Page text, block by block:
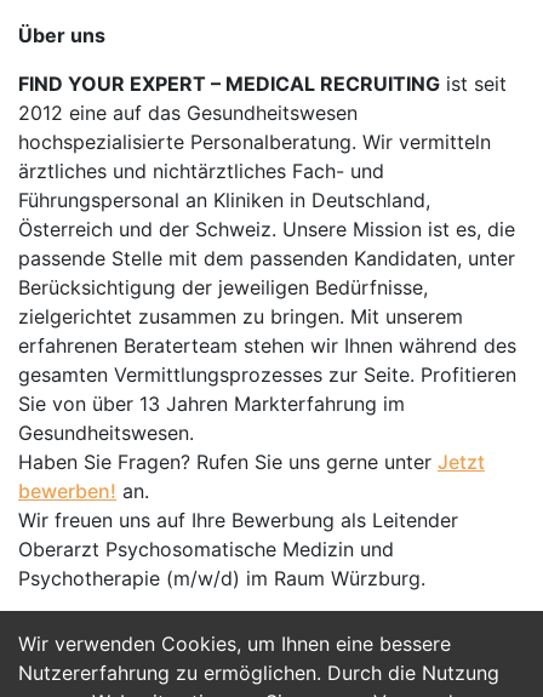
Wir verwenden Cookies, um Ihnen eine bessere
Nutzererfahrung zu ermöglichen. Durch die Nutzung
Über uns
FIND YOUR EXPERT – MEDICAL RECRUITING ist seit
2012 eine auf das Gesundheitswesen
hochspezialisierte Personalberatung. Wir vermitteln
ärztliches und nichtärztliches Fach- und
Führungspersonal an Kliniken in Deutschland,
Österreich und der Schweiz. Unsere Mission ist es, die
passende Stelle mit dem passenden Kandidaten, unter
Berücksichtigung der jeweiligen Bedürfnisse,
zielgerichtet zusammen zu bringen. Mit unserem
erfahrenen Beraterteam stehen wir Ihnen während des
gesamten Vermittlungsprozesses zur Seite. Profitieren
Sie von über 13 Jahren Markterfahrung im
Gesundheitswesen.
Haben Sie Fragen? Rufen Sie uns gerne unter Jetzt
bewerben! an.
Wir freuen uns auf Ihre Bewerbung als Leitender
Oberarzt Psychosomatische Medizin und
Psychotherapie (m/w/d) im Raum Würzburg.
Jetzt Bewerben